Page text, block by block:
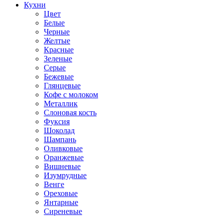
Кухни
Цвет
Белые
Черные
Желтые
Красные
Зеленые
Серые
Бежевые
Глянцевые
Кофе с молоком
Металлик
Слоновая кость
Фуксия
Шоколад
Шампань
Оливковые
Оранжевые
Вишневые
Изумрудные
Венге
Ореховые
Янтарные
Сиреневые